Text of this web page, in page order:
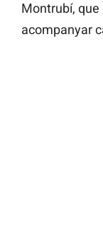
Montrubí,
acompanyar